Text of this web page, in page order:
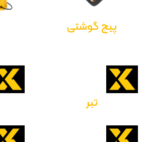
پیچ گوشتی
تبر